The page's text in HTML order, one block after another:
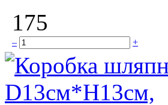
175
– +